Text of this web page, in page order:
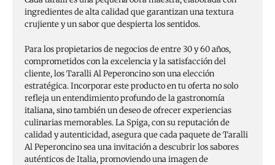
ingredientes de alta calidad que garantizan una textura
crujiente y un sabor que despierta los sentidos.
Para los propietarios de negocios de entre 30 y 60 años,
comprometidos con la excelencia y la satisfacción del
cliente, los Taralli Al Peperoncino son una elección
estratégica. Incorporar este producto en tu oferta no solo
refleja un entendimiento profundo de la gastronomía
italiana, sino también un deseo de ofrecer experiencias
culinarias memorables. La Spiga, con su reputación de
calidad y autenticidad, asegura que cada paquete de Taralli
Al Peperoncino sea una invitación a descubrir los sabores
auténticos de Italia, promoviendo una imagen de